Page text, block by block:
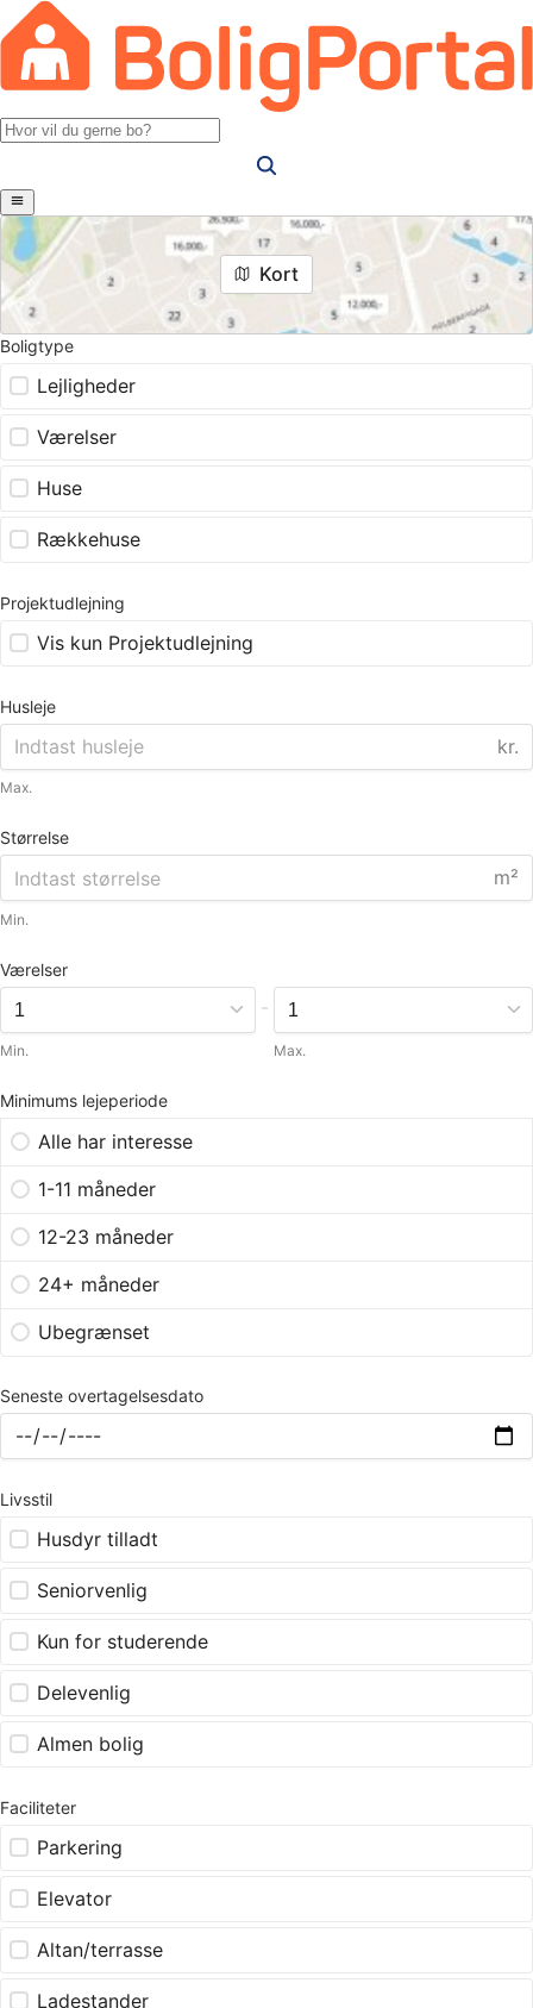
Kort
Boligtype
Lejligheder
Værelser
Huse
Rækkehuse
Projektudlejning
Vis kun Projektudlejning
Husleje
kr.
Max.
Størrelse
m²
Min.
Værelser
Min.
-
Max.
Minimums lejeperiode
Alle har interesse
1-11 måneder
12-23 måneder
24+ måneder
Ubegrænset
Seneste overtagelsesdato
Livsstil
Husdyr tilladt
Seniorvenlig
Kun for studerende
Delevenlig
Almen bolig
Faciliteter
Parkering
Elevator
Altan/terrasse
Ladestander